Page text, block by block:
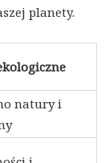
planety.
natury i